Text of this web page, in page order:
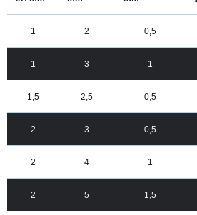
1 2 0,5
1 3 1
1,5 2,5 0,5
2 3 0,5
2 4 1
2 5 1,5